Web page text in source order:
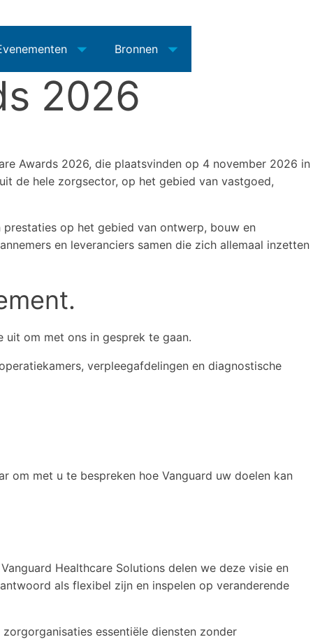
Bronnen
2026
Awards 2026, die plaatsvinden op 4 november 2026 in
de hele zorgsector, op het gebied van vastgoed,
op het gebied van ontwerp, bouw en
en leveranciers samen die zich allemaal inzetten
uit om met ons in gesprek te gaan.
verpleegafdelingen en diagnostische
met u te bespreken hoe Vanguard uw doelen kan
Healthcare Solutions delen we deze visie en
als flexibel zijn en inspelen op veranderende
essentiële diensten zonder